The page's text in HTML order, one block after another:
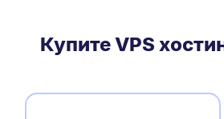
Купите VPS